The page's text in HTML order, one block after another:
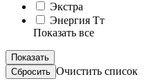
Экстра
Энергия Тт
Показать все
Очистить список